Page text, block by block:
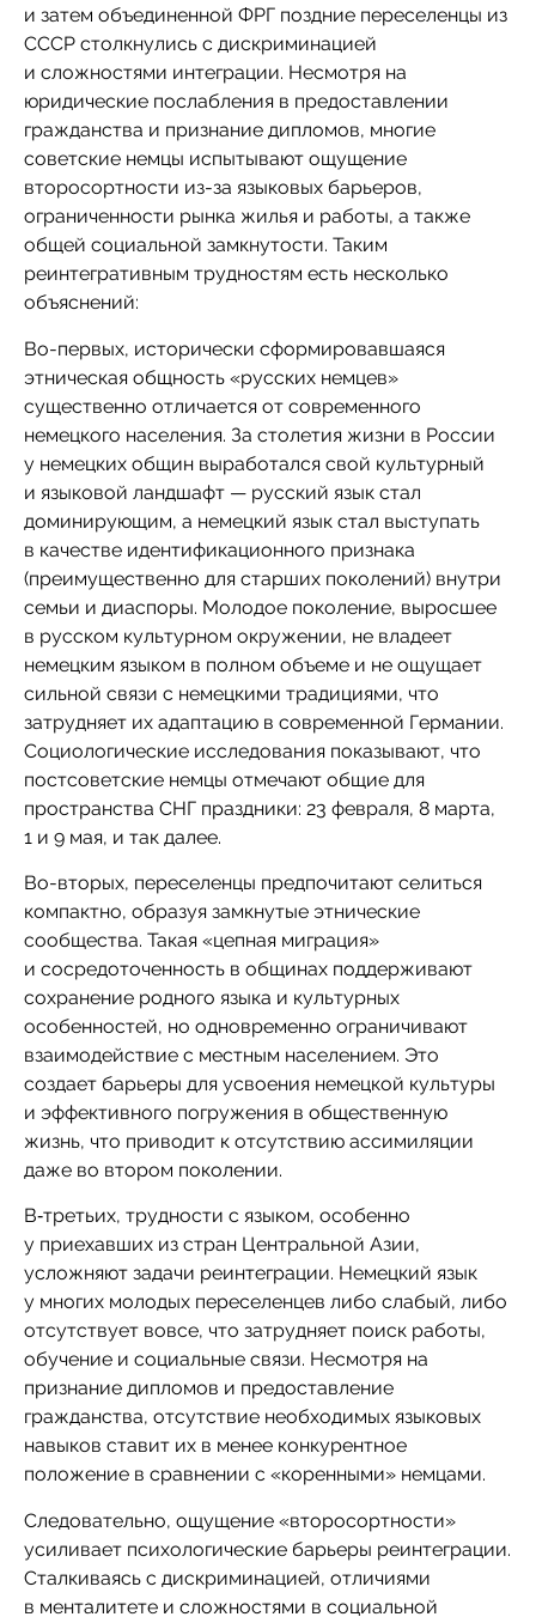
и затем объединенной ФРГ поздние переселенцы из
СССР столкнулись с дискриминацией
и сложностями интеграции. Несмотря на
юридические послабления в предоставлении
гражданства и признание дипломов, многие
советские немцы испытывают ощущение
второсортности из-за языковых барьеров,
ограниченности рынка жилья и работы, а также
общей социальной замкнутости. Таким
реинтегративным трудностям есть несколько
объяснений:
Во-первых, исторически сформировавшаяся
этническая общность «русских немцев»
существенно отличается от современного
немецкого населения. За столетия жизни в России
у немецких общин выработался свой культурный
и языковой ландшафт — русский язык стал
доминирующим, а немецкий язык стал выступать
в качестве идентификационного признака
(преимущественно для старших поколений) внутри
семьи и диаспоры. Молодое поколение, выросшее
в русском культурном окружении, не владеет
немецким языком в полном объеме и не ощущает
сильной связи с немецкими традициями, что
затрудняет их адаптацию в современной Германии.
Социологические исследования показывают, что
постсоветские немцы отмечают общие для
пространства СНГ праздники: 23 февраля, 8 марта,
1 и 9 мая, и так далее.
Во-вторых, переселенцы предпочитают селиться
компактно, образуя замкнутые этнические
сообщества. Такая «цепная миграция»
и сосредоточенность в общинах поддерживают
сохранение родного языка и культурных
особенностей, но одновременно ограничивают
взаимодействие с местным населением. Это
создает барьеры для усвоения немецкой культуры
и эффективного погружения в общественную
жизнь, что приводит к отсутствию ассимиляции
даже во втором поколении.
В‑третьих, трудности с языком, особенно
у приехавших из стран Центральной Азии,
усложняют задачи реинтеграции. Немецкий язык
у многих молодых переселенцев либо слабый, либо
отсутствует вовсе, что затрудняет поиск работы,
обучение и социальные связи. Несмотря на
признание дипломов и предоставление
гражданства, отсутствие необходимых языковых
навыков ставит их в менее конкурентное
положение в сравнении с «коренными» немцами.
Следовательно, ощущение «второсортности»
усиливает психологические барьеры реинтеграции.
Сталкиваясь с дискриминацией, отличиями
в менталитете и сложностями в социальной